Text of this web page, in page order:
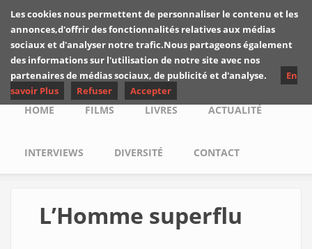
Skip to main content
Les critiques de
Yuyine
Main menu
HOME FILMS LIVRES ACTUALITÉ
INTERVIEWS DIVERSITÉ CONTACT
L’Homme superflu
Les cookies nous permettent de personnaliser le contenu et les
annonces,d'offrir des fonctionnalités relatives aux médias
sociaux et d'analyser notre trafic.Nous partageons également
des informations sur l'utilisation de notre site avec nos
partenaires de médias sociaux, de publicité et d'analyse.
En
savoir Plus
Refuser Accepter